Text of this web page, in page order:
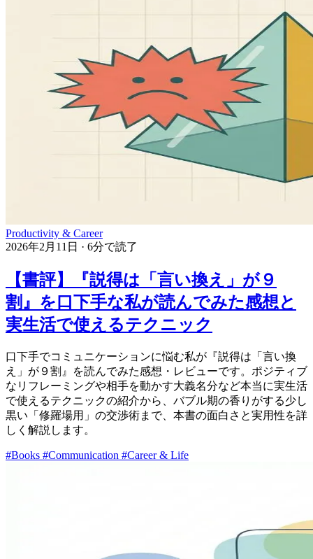
Productivity & Career
2026年2月11日 · 6分で読了
【書評】『説得は「言い換え」が９
割』を口下手な私が読んでみた感想と
実生活で使えるテクニック
口下手でコミュニケーションに悩む私が『説得は「言い換
え」が９割』を読んでみた感想・レビューです。ポジティブ
なリフレーミングや相手を動かす大義名分など本当に実生活
で使えるテクニックの紹介から、バブル期の香りがする少し
黒い「修羅場用」の交渉術まで、本書の面白さと実用性を詳
しく解説します。
#Books #Communication #Career & Life